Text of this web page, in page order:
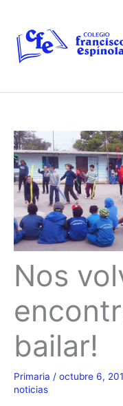
contenido
Nos
bailar!
Primaria / octubre 6,
noticias